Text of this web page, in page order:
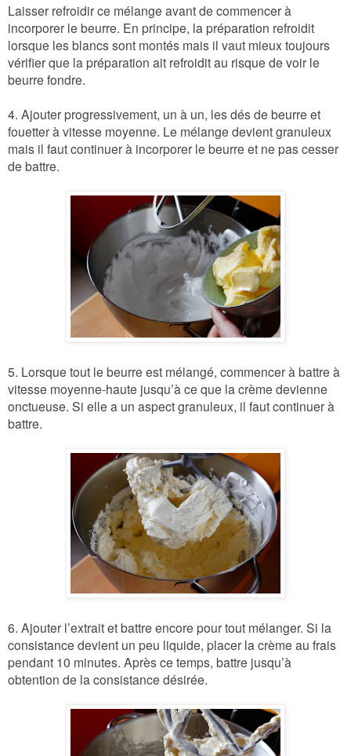
Laisser refroidir ce mélange avant de commencer à
incorporer le beurre. En principe, la préparation refroidit
lorsque les blancs sont montés mais il vaut mieux toujours
vérifier que la préparation ait refroidit au risque de voir le
beurre fondre.
4. Ajouter progressivement, un à un, les dés de beurre et
fouetter à vitesse moyenne. Le mélange devient granuleux
mais il faut continuer à incorporer le beurre et ne pas cesser
de battre.
5. Lorsque tout le beurre est mélangé, commencer à battre à
vitesse moyenne-haute jusqu’à ce que la crème devienne
onctueuse. Si elle a un aspect granuleux, il faut continuer à
battre.
6. Ajouter l’extrait et battre encore pour tout mélanger. Si la
consistance devient un peu liquide, placer la crème au frais
pendant 10 minutes. Après ce temps, battre jusqu’à
obtention de la consistance désirée.